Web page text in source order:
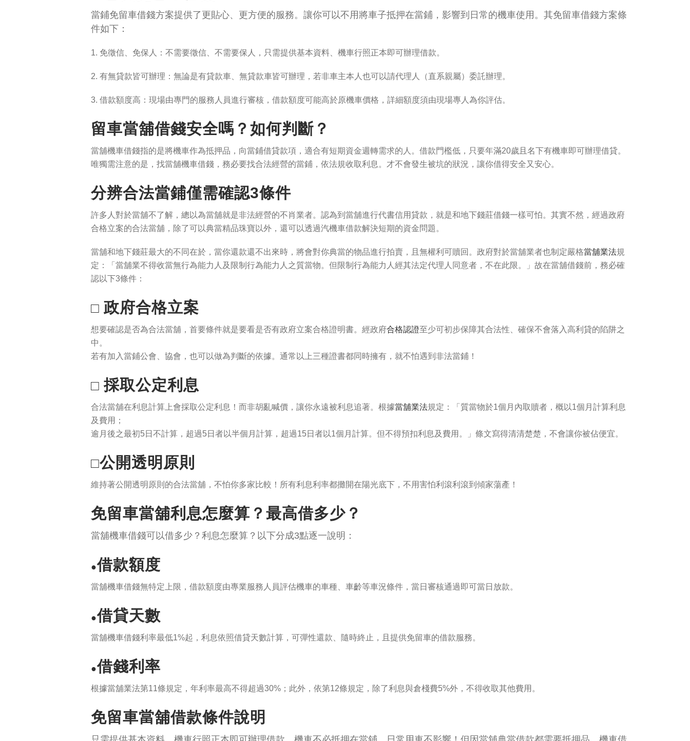
當鋪免留車借錢方案提供了更貼心、更方便的服務。讓你可以不用將車子抵押在當鋪，影響到日常的機車使用。其免留車借錢方案條
件如下：
1. 免徵信、免保人：不需要徵信、不需要保人，只需提供基本資料、機車行照正本即可辦理借款。
2. 有無貸款皆可辦理：無論是有貸款車、無貸款車皆可辦理，若非車主本人也可以請代理人（直系親屬）委託辦理。
3. 借款額度高：現場由專門的服務人員進行審核，借款額度可能高於原機車價格，詳細額度須由現場專人為你評估。
留車當舖借錢安全嗎？如何判斷？
當舖機車借錢指的是將機車作為抵押品，向當鋪借貸款項，適合有短期資金週轉需求的人。借款門檻低，只要年滿20歲且名下有機車即可辦理借貸。
唯獨需注意的是，找當舖機車借錢，務必要找合法經營的當鋪，依法規收取利息。才不會發生被坑的狀況，讓你借得安全又安心。
分辨合法當鋪僅需確認3條件
許多人對於當舖不了解，總以為當舖就是非法經營的不肖業者。認為到當舖進行代書信用貸款，就是和地下錢莊借錢一樣可怕。其實不然，經過政府
合格立案的合法當舖，除了可以典當精品珠寶以外，還可以透過汽機車借款解決短期的資金問題。
當舖和地下錢莊最大的不同在於，當你還款還不出來時，將會對你典當的物品進行拍賣，且無權利可贖回。政府對於當舖業者也制定嚴格當舖業法規
定：「當舖業不得收當無行為能力人及限制行為能力人之質當物。但限制行為能力人經其法定代理人同意者，不在此限。」故在當舖借錢前，務必確
認以下3條件：
□ 政府合格立案
想要確認是否為合法當舖，首要條件就是要看是否有政府立案合格證明書。經政府合格認證至少可初步保障其合法性、確保不會落入高利貸的陷阱之
中。
若有加入當鋪公會、協會，也可以做為判斷的依據。通常以上三種證書都同時擁有，就不怕遇到非法當鋪 ！
□採取公定利息
合法當舖在利息計算上會採取公定利息！而非胡亂喊價，讓你永遠被利息追著。根據當舖業法規定：「質當物於1個月內取贖者，概以1個月計算利息
及費用；
逾月後之最初5日不計算，超過5日者以半個月計算，超過15日者以1個月計算。但不得預扣利息及費用。」條文寫得清清楚楚，不會讓你被佔便宜。
□公開透明原則
維持著公開透明原則的合法當舖，不怕你多家比較！所有利息利率都攤開在陽光底下，不用害怕利滾利滾到傾家蕩產！
免留車當舖利息怎麼算？最高借多少？
當舖機車借錢可以借多少？利息怎麼算？以下分成3點逐一說明：
●借款額度
當舖機車借錢無特定上限，借款額度由專業服務人員評估機車的車種、車齡等車況條件，當日審核通過即可當日放款。
●借貸天數
當舖機車借錢利率最低1%起，利息依照借貸天數計算，可彈性還款、隨時終止，且提供免留車的借款服務。
●借錢利率
根據當舖業法第11條規定，年利率最高不得超過30%；此外，依第12條規定，除了利息與倉棧費5%外，不得收取其他費用。
免留車當舖借款條件說明